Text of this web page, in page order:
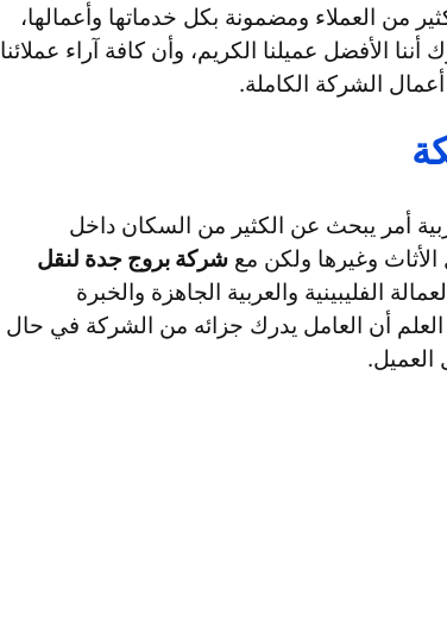
من العملاء ومضمونة بكل خدماتها وأعمالها،
الأفضل عميلنا الكريم، وأن كافة آراء عملائنا
الشركة الكاملة.
أمر يبحث عن الكثير من السكان داخل
وغيرها ولكن مع شركة بروج جدة لنقل
الفليبينية والعربية الجاهزة والخبرة
أن العامل يدرك جزائه من الشركة في حال
العميل.